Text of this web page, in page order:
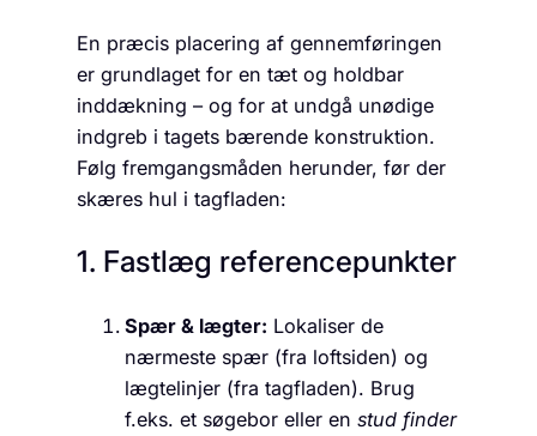
En præcis placering af gennemføringen
er grundlaget for en tæt og holdbar
inddækning – og for at undgå unødige
indgreb i tagets bærende konstruktion.
Følg fremgangsmåden herunder, før der
skæres hul i tagfladen:
1. Fastlæg referencepunkter
Spær & lægter: Lokaliser de
nærmeste spær (fra loftsiden) og
lægtelinjer (fra tagfladen). Brug
f.eks. et søgebor eller en stud finder